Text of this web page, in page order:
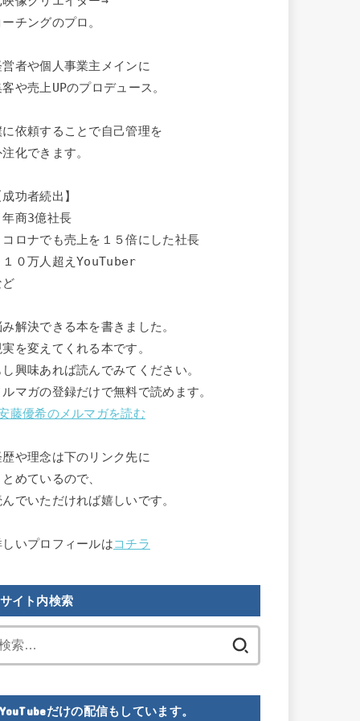
チングのプロ。
営者や個人事業主メインに
や売上UPのプロデュース。
に依頼することで自己管理を
化できます。
功者続出】
年商3億社長
コロナでも売上を１５倍にした社長
１０万人超えYouTuber
ど
み解決できる本を書きました。
実を変えてくれる本です。
し興味あれば読んでみてください。
ルマガの登録だけで無料で読めます。
藤優希のメルマガを読む
歴や理念は下のリンク先に
めているので、
んでいただければ嬉しいです。
しいプロフィールはコチラ
サイト内検索
YouTubeだけの配信もしています。